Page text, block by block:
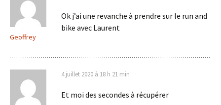
Geoffrey
Ok j’ai une revanche à prendre sur le run and
bike avec Laurent
4 juillet 2020 à 18 h 21 min
Et moi des secondes à récupérer